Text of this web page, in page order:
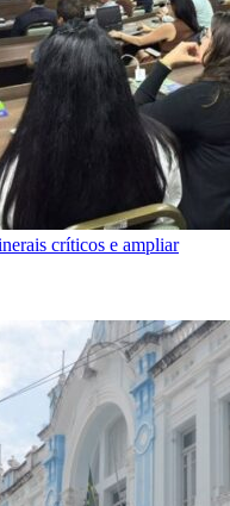
críticos e ampliar